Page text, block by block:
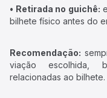
• Retirada no guichê:
bilhete físico antes do
Recomendação:
viação escolhida,
relacionadas ao bilhete.